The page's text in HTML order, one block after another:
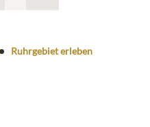
Ruhrgebiet erleben